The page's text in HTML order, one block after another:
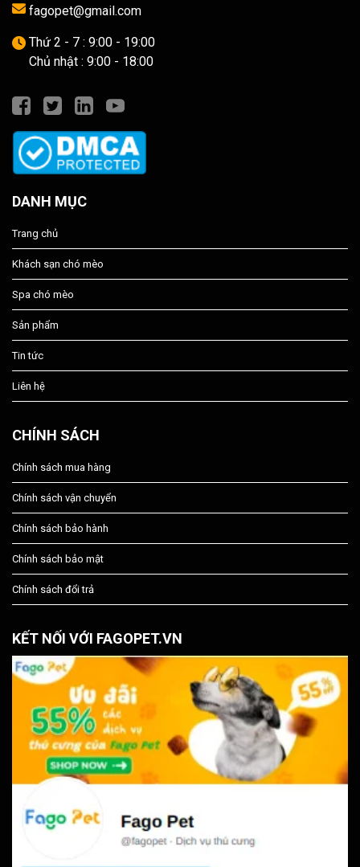
fagopet@gmail.com
Thứ 2 - 7 : 9:00 - 19:00
Chủ nhật : 9:00 - 18:00
DANH MỤC
Trang chủ
Khách sạn chó mèo
Spa chó mèo
Sản phẩm
Tin tức
Liên hệ
CHÍNH SÁCH
Chính sách mua hàng
Chính sách vận chuyển
Chính sách bảo hành
Chính sách bảo mật
Chính sách đổi trả
KẾT NỐI VỚI FAGOPET.VN